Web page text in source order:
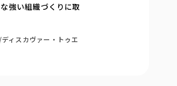
強い組織づくりに取
ィスカヴァー・トゥエ